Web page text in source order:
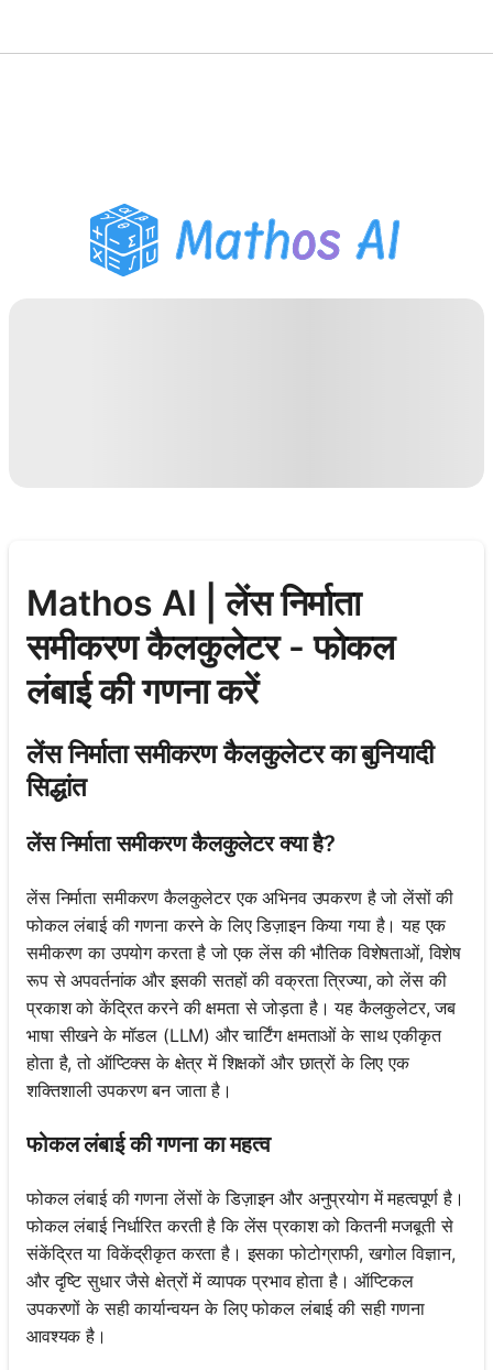
PDF होमवर्क सहायक
अध्ययन उपकरण
Mathos AI | लेंस निर्माता
समीकरण कैलकुलेटर - फोकल
लंबाई की गणना करें
लेंस निर्माता समीकरण कैलकुलेटर का बुनियादी
सिद्धांत
लेंस निर्माता समीकरण कैलकुलेटर क्या है?
लेंस निर्माता समीकरण कैलकुलेटर एक अभिनव उपकरण है जो लेंसों की
फोकल लंबाई की गणना करने के लिए डिज़ाइन किया गया है। यह एक
समीकरण का उपयोग करता है जो एक लेंस की भौतिक विशेषताओं, विशेष
रूप से अपवर्तनांक और इसकी सतहों की वक्रता त्रिज्या, को लेंस की
प्रकाश को केंद्रित करने की क्षमता से जोड़ता है। यह कैलकुलेटर, जब
भाषा सीखने के मॉडल (LLM) और चार्टिंग क्षमताओं के साथ एकीकृत
होता है, तो ऑप्टिक्स के क्षेत्र में शिक्षकों और छात्रों के लिए एक
शक्तिशाली उपकरण बन जाता है।
फोकल लंबाई की गणना का महत्व
फोकल लंबाई की गणना लेंसों के डिज़ाइन और अनुप्रयोग में महत्वपूर्ण है।
फोकल लंबाई निर्धारित करती है कि लेंस प्रकाश को कितनी मजबूती से
संकेंद्रित या विकेंद्रीकृत करता है। इसका फोटोग्राफी, खगोल विज्ञान,
और दृष्टि सुधार जैसे क्षेत्रों में व्यापक प्रभाव होता है। ऑप्टिकल
उपकरणों के सही कार्यान्वयन के लिए फोकल लंबाई की सही गणना
आवश्यक है।